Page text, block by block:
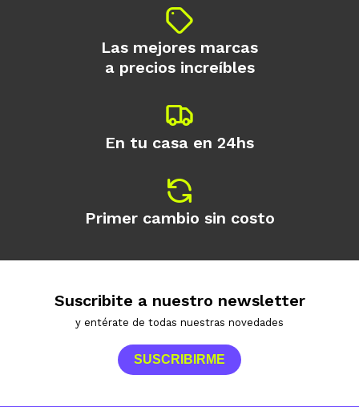
Las mejores marcas
a precios increíbles
En tu casa en 24hs
Primer cambio sin costo
Suscribite a nuestro newsletter
y entérate de todas nuestras novedades
SUSCRIBIRME